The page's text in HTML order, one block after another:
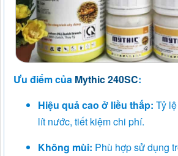
Ưu điểm của Mythic 240SC:
Hiệu quả cao ở liều thấp: Tỷ
lít nước, tiết kiệm chi phí.
Không mùi: Phù hợp sử dụng